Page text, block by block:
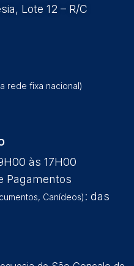
Lote 12 – R/C
rede fixa nacional)
às 17H00
Pagamentos
Canídeos) : das